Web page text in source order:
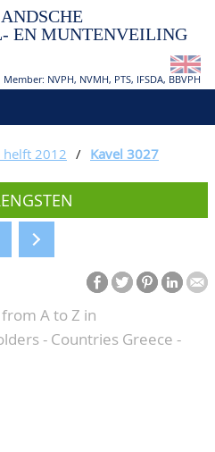
EN MUNTENVEILING
Member: NVPH, NVMH, PTS, IFSDA, BBVPH
helft 2012 / Kavel 3027
A to Z in
- Countries Greece -